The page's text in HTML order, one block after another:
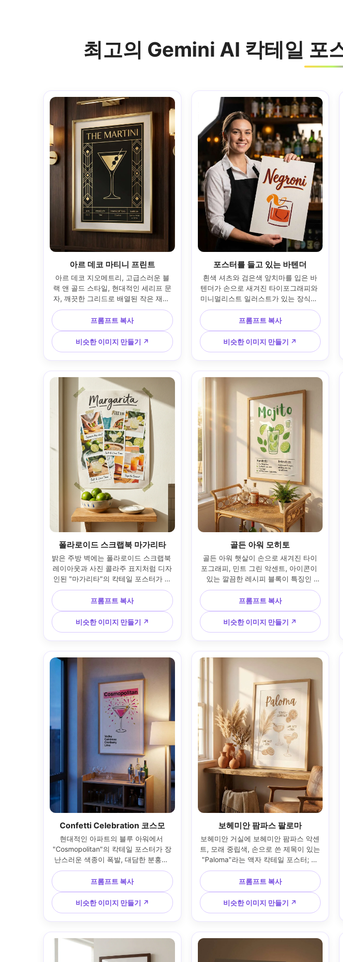
최고의 Gemini AI 칵테일 포
아르 데코 마티니 프린트
아르 데코 지오메트리, 고급스러운 블
랙 앤 골드 스타일, 현대적인 세리프 문
자, 깨끗한 그리드로 배열된 작은 재료
목록이 있는 "The Martini"라는 액자 칵
테일 레시피 포스터; 황동 악센트가 있
는 어두운 나무 홈 바 벽에 걸려 있습니
다. 따뜻한 텅스텐 실용적인 조명, 부드
러운 그림자; Sony A7IV에서 촬영,
50mm, 얕은 피사계 깊이, 인쇄 질감에
선명한 초점; 중심 구성, 선물할 만한 분
위기, 사실적인 종이 그레인, 고해상도,
인쇄 가능한 300 DPI, 미묘한 CMYK
친화적인 등급 --ar 4:5
프롬프트 복사
비슷한 이미지 만들기 ↗
포스터를 들고 있는 바텐더
흰색 셔츠와 검은색 앞치마를 입은 바
텐더가 손으로 새겨진 타이포그래피와
미니멀리스트 일러스트가 있는 장식이
있는 "Negroni"의 새로 인쇄된 칵테일
포스터를 들고 있습니다. 그 뒤에는 병
이 부드럽게 흐려진 아늑한 바가 있습
니다. 소프트박스 키 라이트, 온화한 림
라이트를 가진 스튜디오 스트로브; 캐
논 R5, 85mm f/1.8 보케; 수직 프레임,
자신감 넘치는 미소, 자연스러운 그림
자가 있는 편집적 사실감, 선명한 타이
포그래피, 고해상도, 300 DPI에서 인쇄
가능한 포스터 디자인 --ar 4:5
프롬프트 복사
비슷한 이미지 만들기 ↗
폴라로이드 스크랩북 마가리타
밝은 주방 벽에는 폴라로이드 스크랩북
레이아웃과 사진 콜라주 표지처럼 디자
인된 "마가리타"의 칵테일 포스터가 있
으며, 테이프로 붙인 모서리와 장난스
러운 캡션이 있습니다. 근처 선반에 있
는 작은 라임 그릇과 소금 접시로 스타
일링했습니다. 정오 확산 일광; 소니
A7R IV, 35mm; 세로 프레임, 쾌활한 분
위기, 사실적인 종이 광택, 선명한 초점,
고해상도, 인쇄 가능한 300 DPI 포스터
프롬프트 복사
비슷한 이미지 만들기 ↗
골든 아워 모히토
골든 아워 햇살이 손으로 새겨진 타이
포그래피, 민트 그린 악센트, 아이콘이
있는 깔끔한 레시피 블록이 특징인
"Mojito"라는 액자 칵테일 포스터에 쏟
아집니다. 등나무 바 카트 위의 흰색 벽
에 놓여 있습니다. 온화한 렌즈 플레어
를 가진 따뜻한 백라이트; 캐논 EOS
R6, 50mm f/1.4; 약간 각도가 있는 구
성, 여유로운 여름 분위기, 사실적인 프
레임 반사, 고해상도, 인쇄 가능한 300
프롬프트 복사
비슷한 이미지 만들기 ↗
Confetti Celebration 코스모
현대적인 아파트의 블루 아워에서
"Cosmopolitan"의 칵테일 포스터가 장
난스러운 색종이 폭발, 대담한 분홍색
악센트 블록, 깔끔한 재료 목록이 있습
니다. 세련된 바 캐비닛 위에 걸려 있습
니다. 따뜻한 램프 빛과 혼합된 시원한
주변 빛; 캐논 R5, 35mm; 수직 프레임,
파티 준비 분위기, 사실적인 벽 질감, 선
명한 인쇄 디테일, 고해상도, 인쇄 준비
300 DPI --ar 4:5
프롬프트 복사
비슷한 이미지 만들기 ↗
보헤미안 팜파스 팔로마
보헤미안 거실에 보헤미안 팜파스 악센
트, 모래 중립색, 손으로 쓴 제목이 있는
"Paloma"라는 액자 칵테일 포스터; 프
레임은 말린 잔디와 점토 꽃병 옆 선반
에 놓여 있습니다. 부드러운 오후 창 빛,
부드러운 그림자 그라디언트; 소니
A7IV, 55mm; 편안한 구성, 따뜻한 분위
기, 사실적인 인쇄 그레인, 고해상도,
300 DPI 인쇄 가능한 포스터 레이아웃
--ar 4:5
프롬프트 복사
비슷한 이미지 만들기 ↗